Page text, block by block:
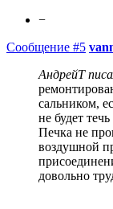
−
Сообщение #5
АндрейТ
сальником,
не будет
Печка не
воздушной
довольно